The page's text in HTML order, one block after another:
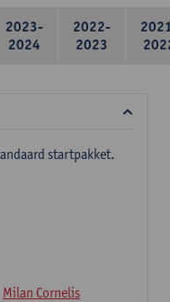
2023-
2024
2022-
2023
startpakket.
Milan Cornelis